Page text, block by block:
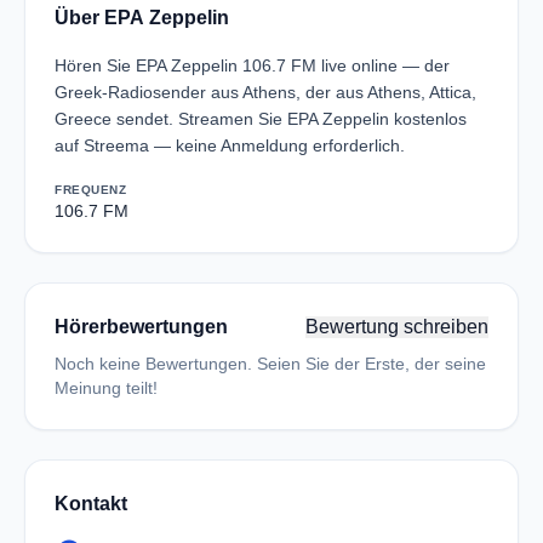
Über ΕΡΑ Zeppelin
Hören Sie ΕΡΑ Zeppelin 106.7 FM live online — der
Greek-Radiosender aus Athens, der aus Athens, Attica,
Greece sendet. Streamen Sie ΕΡΑ Zeppelin kostenlos
auf Streema — keine Anmeldung erforderlich.
FREQUENZ
106.7 FM
Hörerbewertungen Bewertung schreiben
Noch keine Bewertungen. Seien Sie der Erste, der seine
Meinung teilt!
Kontakt